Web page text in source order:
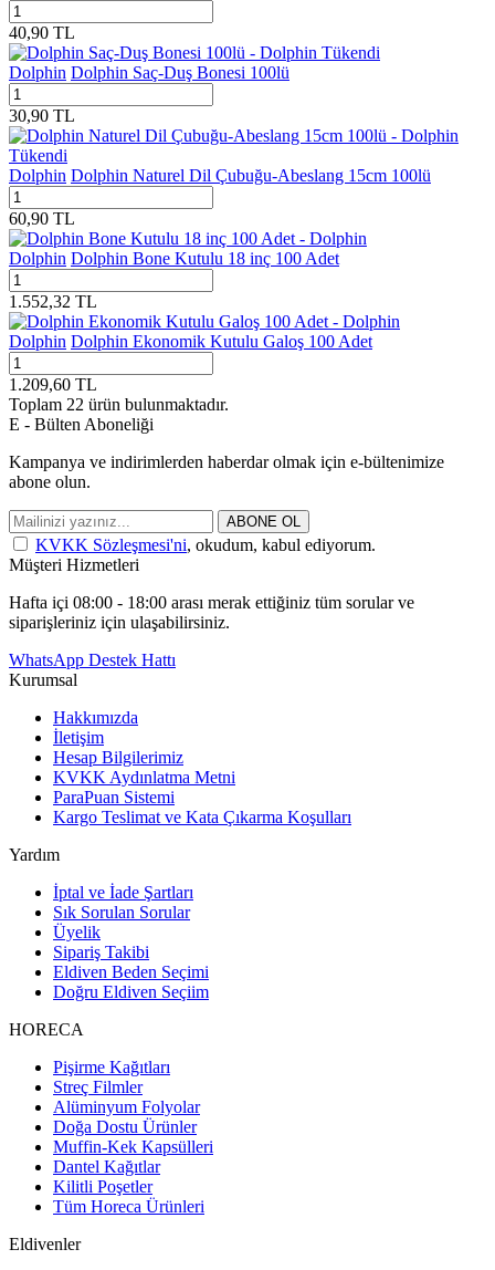
40,90 TL
Tükendi
Dolphin Dolphin Saç-Duş Bonesi 100lü
30,90 TL
Tükendi
Dolphin Dolphin Naturel Dil Çubuğu-Abeslang 15cm 100lü
60,90 TL
Dolphin Dolphin Bone Kutulu 18 inç 100 Adet
1.552,32 TL
Dolphin Dolphin Ekonomik Kutulu Galoş 100 Adet
1.209,60 TL
Toplam 22 ürün bulunmaktadır.
E - Bülten Aboneliği
Kampanya ve indirimlerden haberdar olmak için e-bültenimize
abone olun.
ABONE OL
KVKK Sözleşmesi'ni, okudum, kabul ediyorum.
Müşteri Hizmetleri
Hafta içi 08:00 - 18:00 arası merak ettiğiniz tüm sorular ve
siparişleriniz için ulaşabilirsiniz.
WhatsApp Destek Hattı
Kurumsal
Hakkımızda
İletişim
Hesap Bilgilerimiz
KVKK Aydınlatma Metni
ParaPuan Sistemi
Kargo Teslimat ve Kata Çıkarma Koşulları
Yardım
İptal ve İade Şartları
Sık Sorulan Sorular
Üyelik
Sipariş Takibi
Eldiven Beden Seçimi
Doğru Eldiven Seçiim
HORECA
Pişirme Kağıtları
Streç Filmler
Alüminyum Folyolar
Doğa Dostu Ürünler
Muffin-Kek Kapsülleri
Dantel Kağıtlar
Kilitli Poşetler
Tüm Horeca Ürünleri
Eldivenler